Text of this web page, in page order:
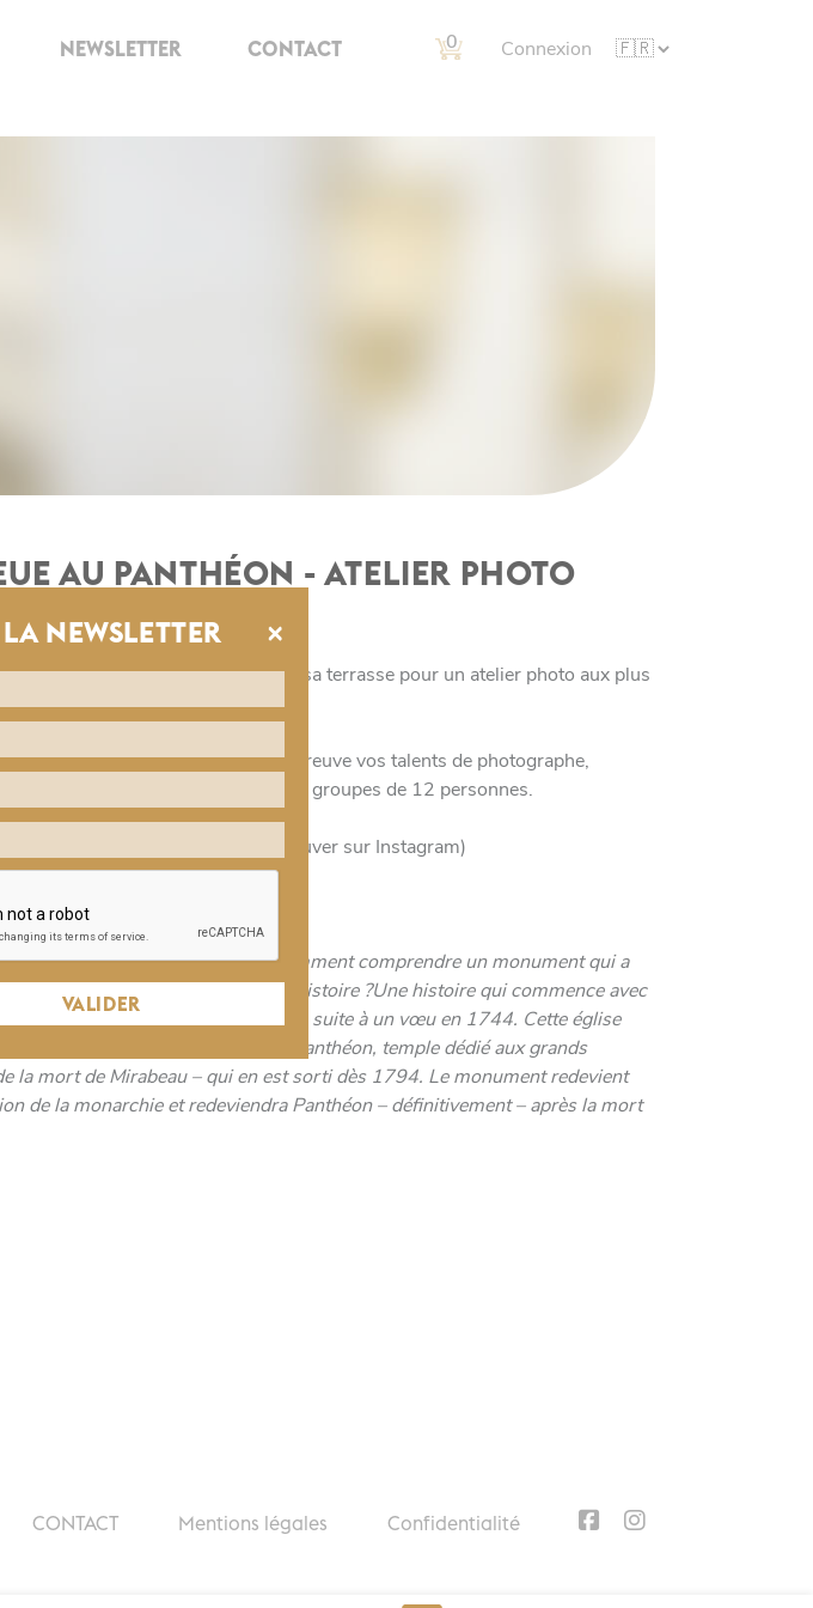
NEWSLETTER CONTACT 0 Connexion
AU PANTHÉON - ATELIER PHOTO
exceptionnellement les portes de sa terrasse pour un atelier photo aux plus
: l'heure bleue !
parisien pour mettre à l'épreuve vos talents de photographe,
Cet atelier est ouvert à 2 groupes de 12 personnes.
et @gogojungle (à retrouver sur Instagram)
église de la patronne de Paris ? Comment comprendre un monument qui a
et de symbolique au cours de son histoire ?Une histoire qui commence avec
Geneviève commandée par Louis XV, suite à un vœu en 1744. Cette église
et l’année suivante elle devient Panthéon, temple dédié aux grands
la mort de Mirabeau – qui en est sorti dès 1794. Le monument redevient
de la monarchie et redeviendra Panthéon – définitivement – après la mort
CONTACT Mentions légales Confidentialité
NEWSLETTER ×
VALIDER